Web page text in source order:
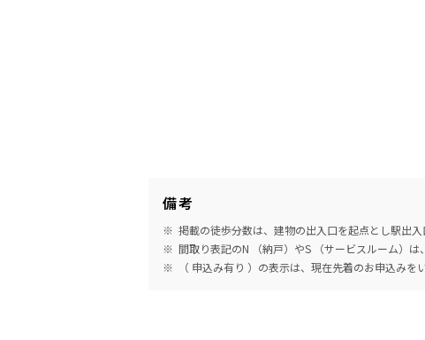
備考
掲載の徒歩分数は、建物の出入口を起点とし駅出
間取り表記のN （納戸）やS （サービスルーム）
（ 申込み有り ）の表示は、現在先着のお申込み